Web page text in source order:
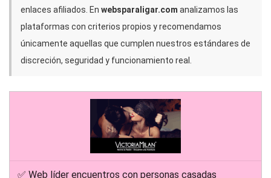
enlaces afiliados. En websparaligar.com analizamos las
plataformas con criterios propios y recomendamos
únicamente aquellas que cumplen nuestros estándares de
discreción, seguridad y funcionamiento real.
✅ Web líder encuentros con personas casadas